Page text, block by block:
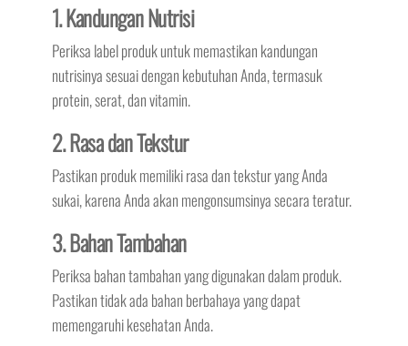
1. Kandungan Nutrisi
Periksa label produk untuk memastikan kandungan
nutrisinya sesuai dengan kebutuhan Anda, termasuk
protein, serat, dan vitamin.
2. Rasa dan Tekstur
Pastikan produk memiliki rasa dan tekstur yang Anda
sukai, karena Anda akan mengonsumsinya secara teratur.
3. Bahan Tambahan
Periksa bahan tambahan yang digunakan dalam produk.
Pastikan tidak ada bahan berbahaya yang dapat
memengaruhi kesehatan Anda.